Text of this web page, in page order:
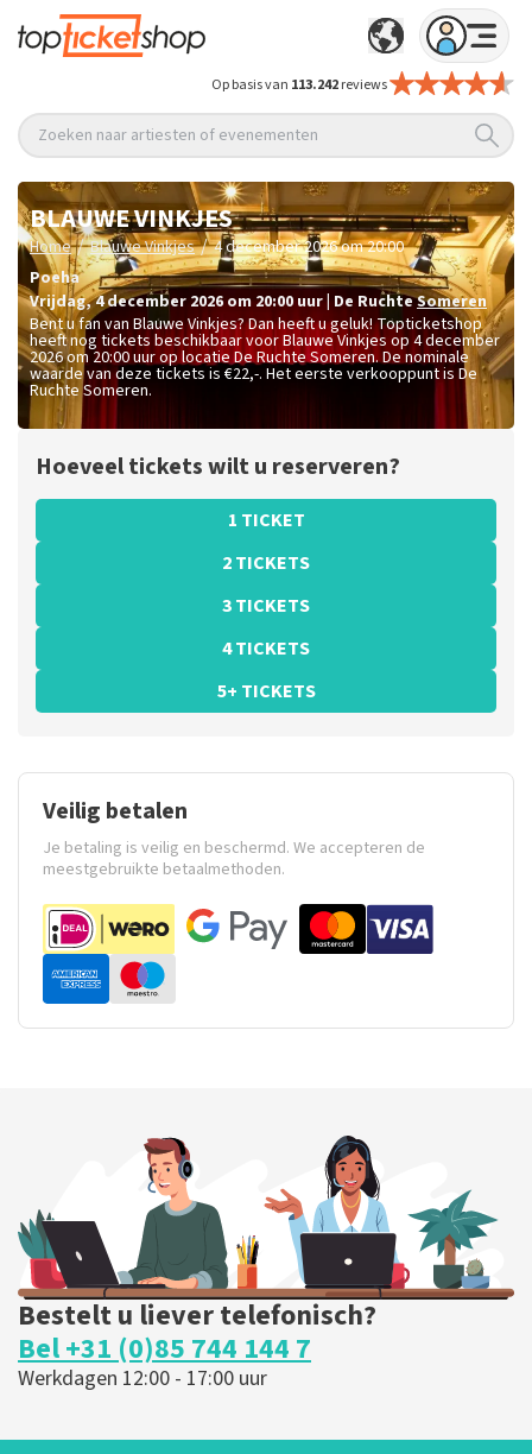
Op basis van 113.242reviews
Zoeken naar artiesten of evenementen
BLAUWE VINKJES
Home / Blauwe Vinkjes / 4 december 2026 om 20:00
Poeha
vrijdag,4 december 2026 om 20:00uur |De RuchteSomeren
Bent u fan van Blauwe Vinkjes? Dan heeft u geluk! Topticketshop
heeft nog tickets beschikbaar voor Blauwe Vinkjes op 4 december
2026 om 20:00 uur op locatie De Ruchte Someren. De nominale
waarde van deze tickets is €22,-. Het eerste verkooppunt is De
Ruchte Someren.
Hoeveel tickets wilt u reserveren?
1 TICKET
2 TICKETS
3 TICKETS
4 TICKETS
5+ TICKETS
Veilig betalen
Je betaling is veilig en beschermd. We accepteren de
meestgebruikte betaalmethoden.
Bestelt u liever telefonisch?
Bel +31 (0)85 744 144 7
Werkdagen 12:00 - 17:00 uur